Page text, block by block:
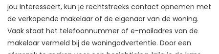
jou interesseert, kun je rechtstreeks contact opnemen met
de verkopende makelaar of de eigenaar van de woning.
Vaak staat het telefoonnummer of e-mailadres van de
makelaar vermeld bij de woningadvertentie. Door een